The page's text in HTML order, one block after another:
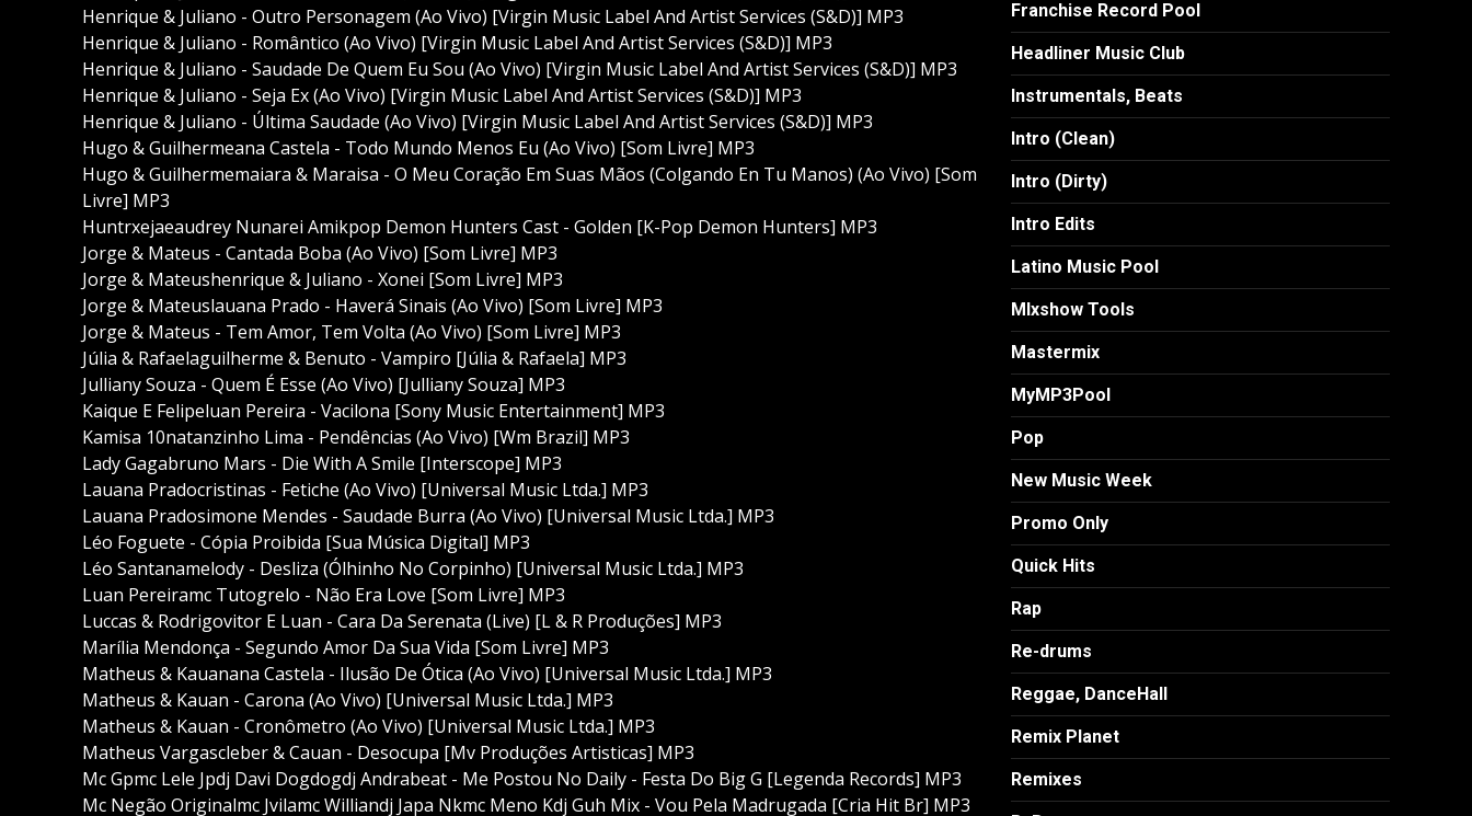
Henrique & Juliano - Outro Personagem (Ao Vivo) [Virgin Music Label And Artist Services (S&D)] MP3
Henrique & Juliano - Romântico (Ao Vivo) [Virgin Music Label And Artist Services (S&D)] MP3
Henrique & Juliano - Saudade De Quem Eu Sou (Ao Vivo) [Virgin Music Label And Artist Services (S&D)] MP3
Henrique & Juliano - Seja Ex (Ao Vivo) [Virgin Music Label And Artist Services (S&D)] MP3
Henrique & Juliano - Última Saudade (Ao Vivo) [Virgin Music Label And Artist Services (S&D)] MP3
Hugo & Guilhermeana Castela - Todo Mundo Menos Eu (Ao Vivo) [Som Livre] MP3
Hugo & Guilhermemaiara & Maraisa - O Meu Coração Em Suas Mãos (Colgando En Tu Manos) (Ao Vivo) [Som
Livre] MP3
Huntrxejaeaudrey Nunarei Amikpop Demon Hunters Cast - Golden [K-Pop Demon Hunters] MP3
Jorge & Mateus - Cantada Boba (Ao Vivo) [Som Livre] MP3
Jorge & Mateushenrique & Juliano - Xonei [Som Livre] MP3
Jorge & Mateuslauana Prado - Haverá Sinais (Ao Vivo) [Som Livre] MP3
Jorge & Mateus - Tem Amor, Tem Volta (Ao Vivo) [Som Livre] MP3
Júlia & Rafaelaguilherme & Benuto - Vampiro [Júlia & Rafaela] MP3
Julliany Souza - Quem É Esse (Ao Vivo) [Julliany Souza] MP3
Kaique E Felipeluan Pereira - Vacilona [Sony Music Entertainment] MP3
Kamisa 10natanzinho Lima - Pendências (Ao Vivo) [Wm Brazil] MP3
Lady Gagabruno Mars - Die With A Smile [Interscope] MP3
Lauana Pradocristinas - Fetiche (Ao Vivo) [Universal Music Ltda.] MP3
Lauana Pradosimone Mendes - Saudade Burra (Ao Vivo) [Universal Music Ltda.] MP3
Léo Foguete - Cópia Proibida [Sua Música Digital] MP3
Léo Santanamelody - Desliza (Ólhinho No Corpinho) [Universal Music Ltda.] MP3
Luan Pereiramc Tutogrelo - Não Era Love [Som Livre] MP3
Luccas & Rodrigovitor E Luan - Cara Da Serenata (Live) [L & R Produções] MP3
Marília Mendonça - Segundo Amor Da Sua Vida [Som Livre] MP3
Matheus & Kauanana Castela - Ilusão De Ótica (Ao Vivo) [Universal Music Ltda.] MP3
Matheus & Kauan - Carona (Ao Vivo) [Universal Music Ltda.] MP3
Matheus & Kauan - Cronômetro (Ao Vivo) [Universal Music Ltda.] MP3
Matheus Vargascleber & Cauan - Desocupa [Mv Produções Artisticas] MP3
Mc Gpmc Lele Jpdj Davi Dogdogdj Andrabeat - Me Postou No Daily - Festa Do Big G [Legenda Records] MP3
Mc Negão Originalmc Jvilamc Williandj Japa Nkmc Meno Kdj Guh Mix - Vou Pela Madrugada [Cria Hit Br] MP3
Franchise Record Pool
Headliner Music Club
Instrumentals, Beats
Intro (Clean)
Intro (Dirty)
Intro Edits
Latino Music Pool
MIxshow Tools
Mastermix
MyMP3Pool
Pop
New Music Week
Promo Only
Quick Hits
Rap
Re-drums
Reggae, DanceHall
Remix Planet
Remixes